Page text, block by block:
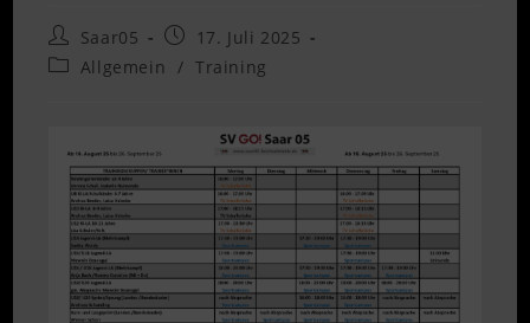
Beitrags-
Autor:
Saar05
Beitrag
veröffentlicht:
17. Juli 2025
Beitrags-
Allgemein / Training